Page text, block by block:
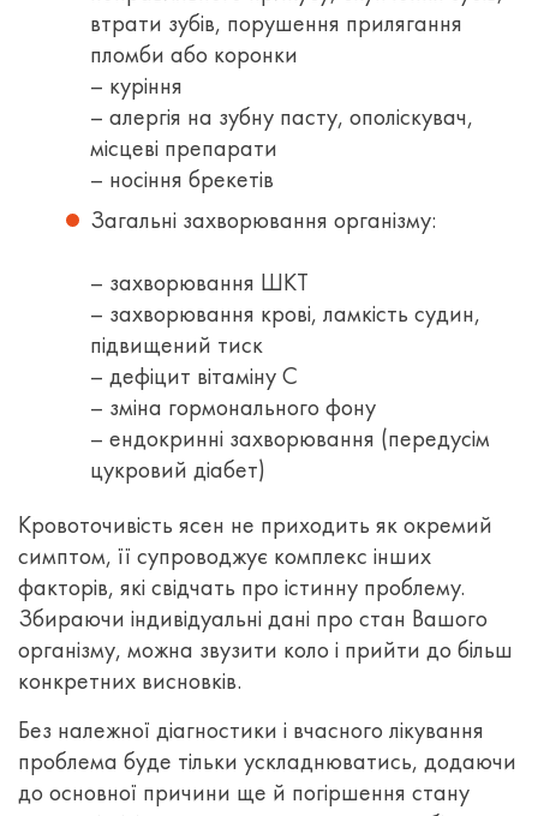
втрати зубів, порушення прилягання
пломби або коронки
– куріння
– алергія на зубну пасту, ополіскувач,
місцеві препарати
– носіння брекетів
Загальні захворювання організму:
– захворювання ШКТ
– захворювання крові, ламкість судин,
підвищений тиск
– дефіцит вітаміну С
– зміна гормонального фону
– ендокринні захворювання (передусім
цукровий діабет)
Кровоточивість ясен не приходить як окремий
симптом, її супроводжує комплекс інших
факторів, які свідчать про істинну проблему.
Збираючи індивідуальні дані про стан Вашого
організму, можна звузити коло і прийти до більш
конкретних висновків.
Без належної діагностики і вчасного лікування
проблема буде тільки ускладнюватись, додаючи
до основної причини ще й погіршення стану